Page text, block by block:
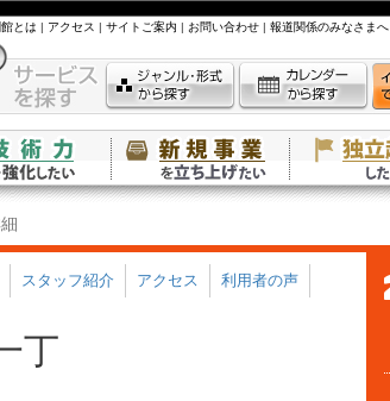
とは | アクセス | サイトご案内 | お問い合わせ | 報道関係のみなさまへ
スタッフ紹介 アクセス 利用者の声
丁